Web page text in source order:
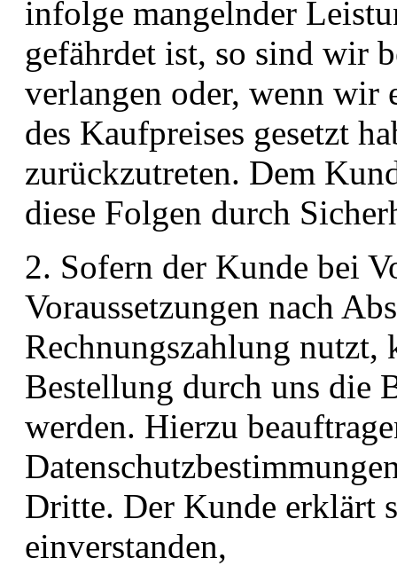
infolge mangelnder
gefährdet ist, so sind wir
verlangen oder, wenn
des Kaufpreises gesetzt
zurückzutreten. Dem
diese Folgen durch
2. Sofern der Kunde bei
Voraussetzungen nach
Rechnungszahlung nutzt,
Bestellung durch uns die
werden. Hierzu
Dritte. Der Kunde erklärt
einverstanden,